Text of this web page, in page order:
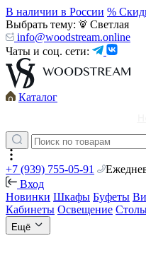
В наличии в России %
Выбрать тему:
Светлая
info@woodstream.online
Чаты и соц. сети:
Каталог
+7 (939) 755-05-91
Вход
Новинки Шкафы Буфеты
Кабинеты Освещение
Ещё